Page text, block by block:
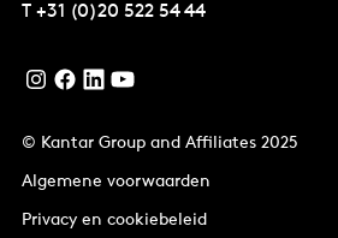
T +31 (0)20 522 54 44
© Kantar Group and Affiliates 2025
Algemene voorwaarden
Privacy en cookiebeleid